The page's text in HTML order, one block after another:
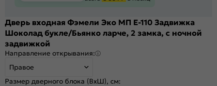
Дверь входная Фэмели Эко МП E-110 Задвижка
Шоколад букле/Бьянко ларче, 2 замка, с ночной
задвижкой
Направление открывания:
Правое
Размер дверного блока (ВхШ), см: